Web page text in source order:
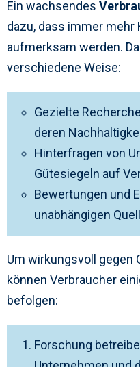
Ein wachsendes
dazu, dass immer mehr
aufmerksam werden.
verschiedene Weise:
Gezielte
deren
Hinterfragen von
Gütesiegeln auf
Bewertungen und
unabhängigen
Um wirkungsvoll gegen
können Verbraucher
befolgen:
Forschung